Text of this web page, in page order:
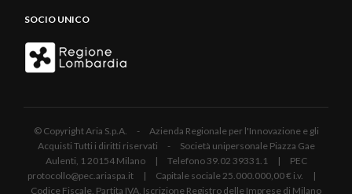
SOCIO UNICO
© Copyright Aria S.p.A. - Azienda Regionale per l'Innovazione e gli
Acquisti Tutti i diritti riservati - Società unipersonale Piazza Gae
Aulenti, 1 20154 Milano | Telefono 39.02 39331.1 | PEC
protocollo@pec.ariaspa.it | Capitale sociale 25.000.000,00 € i.v. |
Codice Fiscale, Partita IVA, Iscrizione Registro delle Imprese di Milano